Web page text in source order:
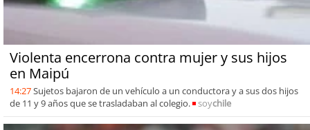
Violenta encerrona contra mujer y sus hijos
en Maipú
14:27Sujetos bajaron de un vehículo a un conductora y a sus dos hijos
de 11 y 9 años que se trasladaban al colegio.
soychile